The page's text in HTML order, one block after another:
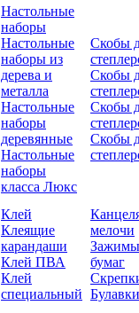
Настольные
наборы
Настольные
наборы из
дерева и
металла
Настольные
наборы
деревянные
Настольные
наборы
класса Люкс
Скобы
Скобы
Скобы
Скобы
Клей
Клеящие
карандаши
Клей ПВА
Клей
специальный
мелочи
бумаг
Булавки